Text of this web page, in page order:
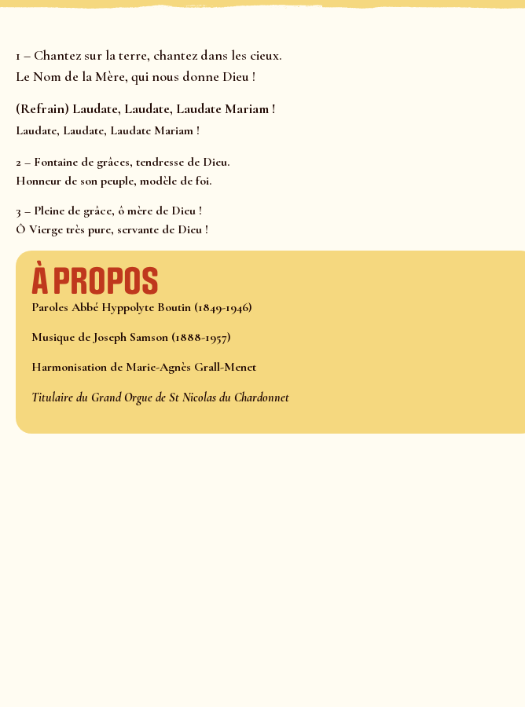
1 – Chantez sur la terre, chantez dans les cieux.
Le Nom de la Mère, qui nous donne Dieu !
(Refrain) Laudate, Laudate, Laudate Mariam !
Laudate, Laudate, Laudate Mariam !
2 – Fontaine de grâces, tendresse de Dieu.
Honneur de son peuple, modèle de foi.
3 – Pleine de grâce, ô mère de Dieu !
Ô Vierge très pure, servante de Dieu !
À propos
Paroles Abbé Hyppolyte Boutin (1849-1946)
Musique de Joseph Samson (1888-1957)
Harmonisation de Marie-Agnès Grall-Menet
Titulaire du Grand Orgue de St Nicolas du Chardonnet